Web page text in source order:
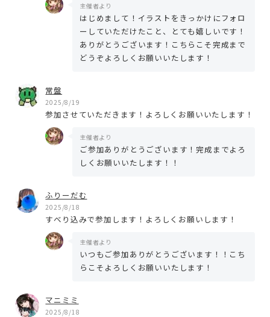
主催者より
はじめまして！イラストをきっかけにフォロ
ーしていただけたこと、とても嬉しいです！
ありがとうございます！こちらこそ完成まで
どうぞよろしくお願いいたします！
常盤
2025/8/19
参加させていただきます！よろしくお願いいたします！
主催者より
ご参加ありがとうございます！完成までよろ
しくお願いいたします！！
ふりーだむ
2025/8/18
すべり込みで参加します！よろしくお願いします！
主催者より
いつもご参加ありがとうございます！！こち
らこそよろしくお願いいたします！
マニミミ
2025/8/18